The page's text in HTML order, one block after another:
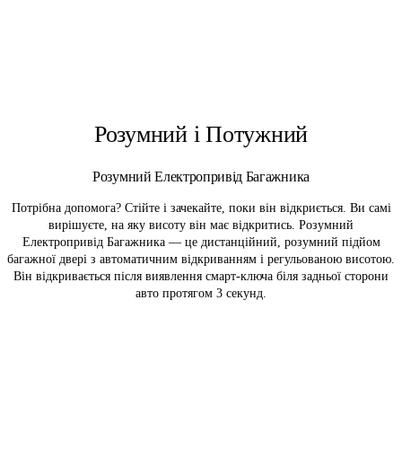
Розумний і Потужний
Розумний Електропривід Багажника
Потрібна допомога? Стійте і зачекайте, поки він відкриється. Ви самі
вирішуєте, на яку висоту він має відкритись. Розумний
Електропривід Багажника — це дистанційний, розумний підйом
багажної двері з автоматичним відкриванням і регульованою висотою.
Він відкривається після виявлення смарт-ключа біля задньої сторони
авто протягом 3 секунд.